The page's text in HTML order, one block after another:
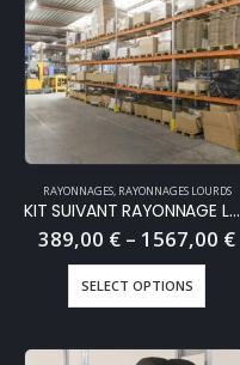
RAYONNAGES, RAYONNAGES LOURDS
KIT SUIVANT RAYONNAGE LOURD EPSIRACK 2 ou 3 niveaux + sol
389,00 € – 1567,00 €
SELECT OPTIONS